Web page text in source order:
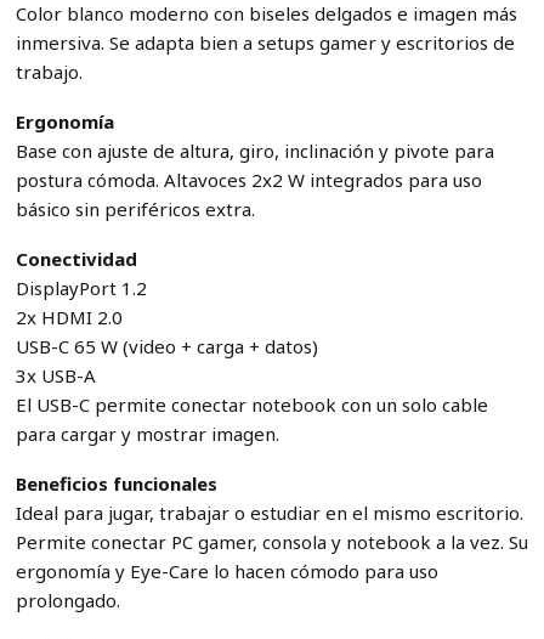
Color blanco moderno con biseles delgados e imagen más
inmersiva. Se adapta bien a setups gamer y escritorios de
trabajo.
Ergonomía
Base con ajuste de altura, giro, inclinación y pivote para
postura cómoda. Altavoces 2x2 W integrados para uso
básico sin periféricos extra.
Conectividad
DisplayPort 1.2
2x HDMI 2.0
USB-C 65 W (video + carga + datos)
3x USB-A
El USB-C permite conectar notebook con un solo cable
para cargar y mostrar imagen.
Beneficios funcionales
Ideal para jugar, trabajar o estudiar en el mismo escritorio.
Permite conectar PC gamer, consola y notebook a la vez. Su
ergonomía y Eye-Care lo hacen cómodo para uso
prolongado.